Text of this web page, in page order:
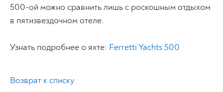
500-ой можно сравнить лишь с роскошным отдыхом
в пятизвездочном отеле.
Узнать подробнее о яхте: Ferretti Yachts 500
Возврат к списку